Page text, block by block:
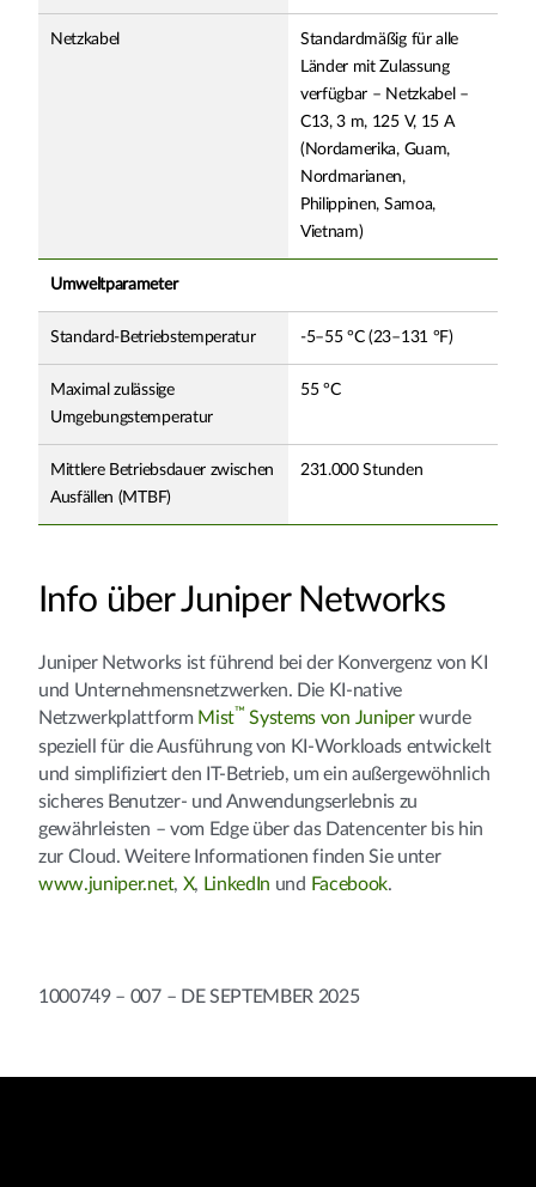
Netzkabel
Standardmäßig für alle
Länder mit Zulassung
verfügbar – Netzkabel –
C13, 3 m, 125 V, 15 A
(Nordamerika, Guam,
Nordmarianen,
Philippinen, Samoa,
Vietnam)
Umweltparameter
Standard-Betriebstemperatur -5–55 °C (23–131 °F)
Maximal zulässige
Umgebungstemperatur
55 °C
Mittlere Betriebsdauer zwischen
Ausfällen (MTBF)
231.000 Stunden
Info über Juniper Networks
Juniper Networks ist führend bei der Konvergenz von KI
und Unternehmensnetzwerken. Die KI-native
Netzwerkplattform Mist™ Systems von Juniperwurde
speziell für die Ausführung von KI-Workloads entwickelt
und simplifiziert den IT-Betrieb, um ein außergewöhnlich
sicheres Benutzer- und Anwendungserlebnis zu
gewährleisten – vom Edge über das Datencenter bis hin
zur Cloud. Weitere Informationen finden Sie unter
www.juniper.net, X, LinkedIn und Facebook.
1000749 – 007 – DE SEPTEMBER 2025